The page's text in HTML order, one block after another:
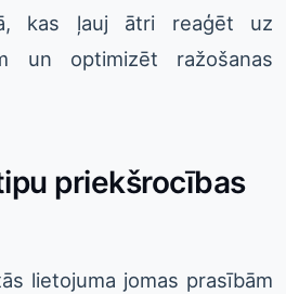
kas ļauj ātri reaģēt uz
un optimizēt ražošanas
priekšrocības
lietojuma jomas prasībām